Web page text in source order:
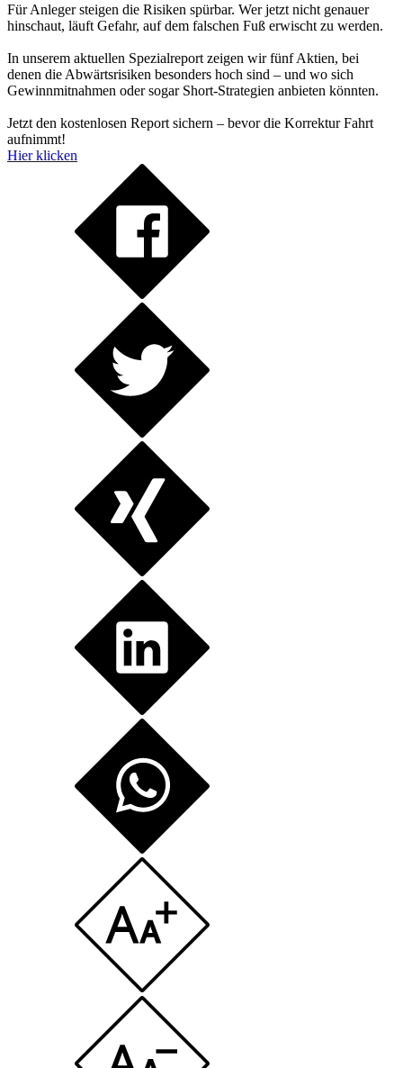
Für Anleger steigen die Risiken spürbar. Wer jetzt nicht genauer
hinschaut, läuft Gefahr, auf dem falschen Fuß erwischt zu werden.
In unserem aktuellen Spezialreport zeigen wir fünf Aktien, bei
denen die Abwärtsrisiken besonders hoch sind – und wo sich
Gewinnmitnahmen oder sogar Short-Strategien anbieten könnten.
Jetzt den kostenlosen Report sichern – bevor die Korrektur Fahrt
aufnimmt!
Hier klicken